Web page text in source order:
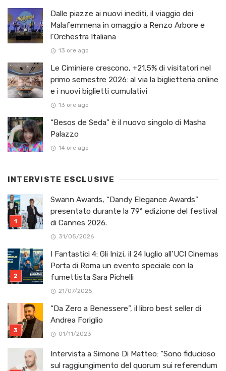
Dalle piazze ai nuovi inediti, il viaggio dei
Malafemmena in omaggio a Renzo Arbore e
l’Orchestra Italiana ​
13 ore ago
Le Ciminiere crescono, +21,5% di visitatori nel
primo semestre 2026: al via la biglietteria online
e i nuovi biglietti cumulativi
13 ore ago
“Besos de Seda” è il nuovo singolo di Masha
Palazzo
14 ore ago
INTERVISTE ESCLUSIVE
Swann Awards, “Dandy Elegance Awards”
presentato durante la 79° edizione del festival
di Cannes 2026.
31/05/2026
I Fantastici 4: Gli Inizi, il 24 luglio all’UCI Cinemas
Porta di Roma un evento speciale con la
fumettista Sara Pichelli
21/07/2025
“Da Zero a Benessere”, il libro best seller di
Andrea Foriglio
01/11/2023
Intervista a Simone Di Matteo: “Sono fiducioso
sul raggiungimento del quorum sui referendum